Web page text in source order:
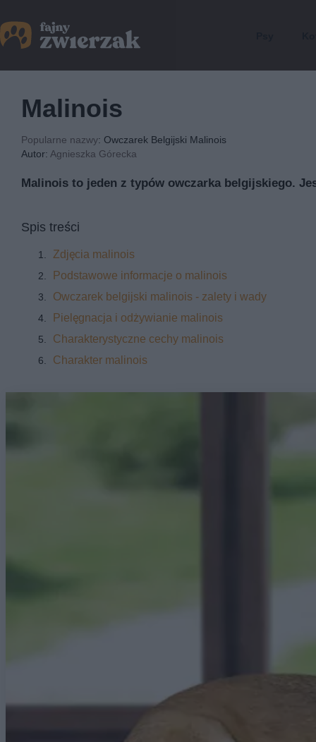
Malinois
Popularne nazwy: Owczarek Belgijski Malinois
Autor: Agnieszka Górecka
Malinois to jeden z typów owczarka belgijskiego.
Spis treści
Zdjęcia malinois
Podstawowe informacje o malinois
Owczarek belgijski malinois - zalety i wady
Pielęgnacja i odżywianie malinois
Charakterystyczne cechy malinois
Charakter malinois